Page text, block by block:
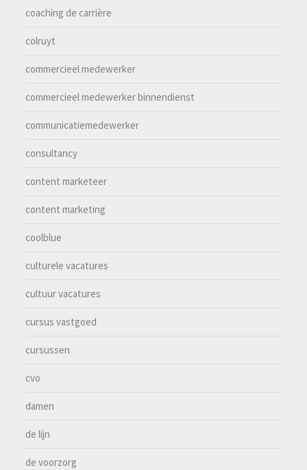
coaching de carrière
colruyt
commercieel medewerker
commercieel medewerker binnendienst
communicatiemedewerker
consultancy
content marketeer
content marketing
coolblue
culturele vacatures
cultuur vacatures
cursus vastgoed
cursussen
cvo
damen
de lijn
de voorzorg